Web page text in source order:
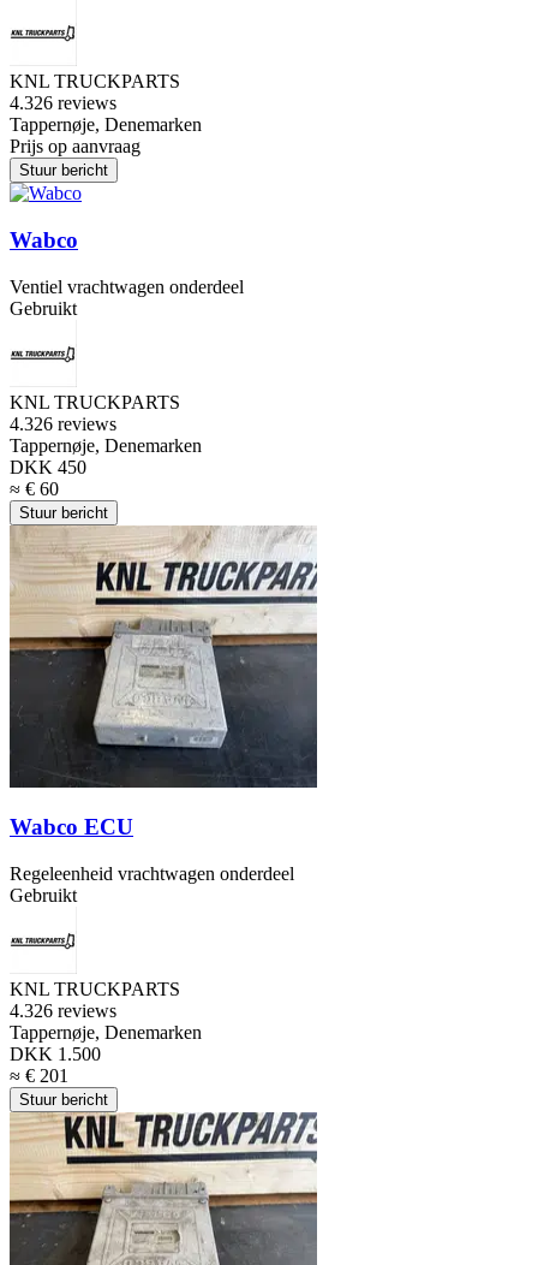
KNL TRUCKPARTS
4.326 reviews
Tappernøje, Denemarken
Prijs op aanvraag
Stuur bericht
Wabco
Ventiel vrachtwagen onderdeel
Gebruikt
KNL TRUCKPARTS
4.326 reviews
Tappernøje, Denemarken
DKK 450
≈ € 60
Stuur bericht
Wabco ECU
Regeleenheid vrachtwagen onderdeel
Gebruikt
KNL TRUCKPARTS
4.326 reviews
Tappernøje, Denemarken
DKK 1.500
≈ € 201
Stuur bericht